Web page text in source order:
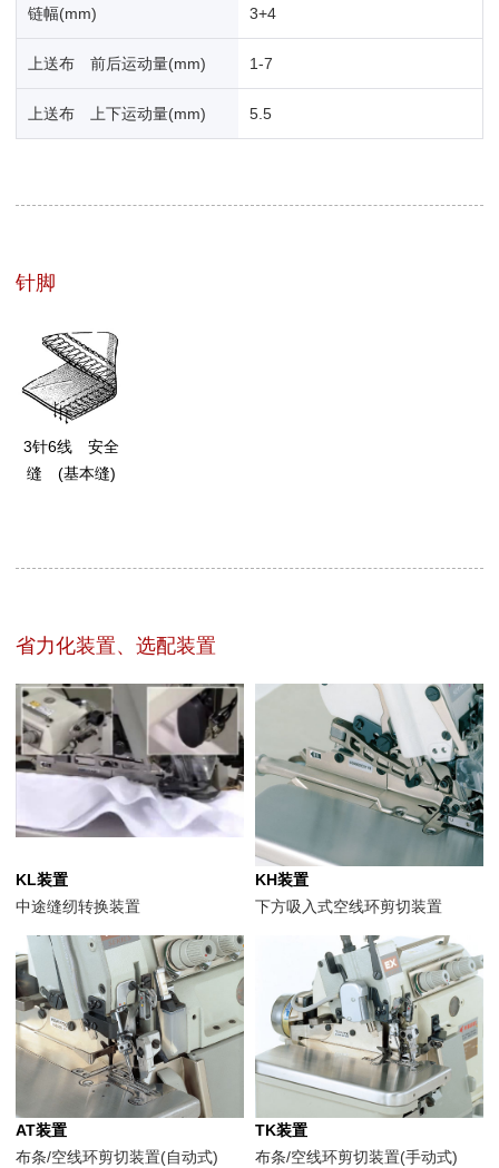
链幅(mm) 3+4
上送布 前后运动量(mm) 1-7
上送布 上下运动量(mm) 5.5
针脚
3针6线 安全
缝 (基本缝)
省力化装置、选配装置
KL装置
中途缝纫转换装置
KH装置
下方吸入式空线环剪切装置
AT装置
布条/空线环剪切装置(自动式)
TK装置
布条/空线环剪切装置(手动式)